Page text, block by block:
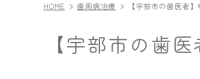
HOME 歯周病治療 【宇部市の歯医者
【宇部市の歯